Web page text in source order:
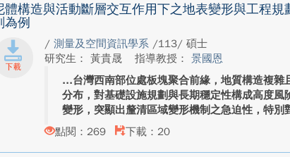
體構造與活動斷層交互作用下之地表變形與工程
為例
/測量及空間資訊學系 /113/ 碩士
研究生： 黃貴晟
指導教授：景國恩
台灣西南部位處板塊聚合前緣，地質構造複
分布，對基礎設施規劃與長期穩定性構成高度
變形，突顯出釐清區域變形機制之急迫性，特別
點閱：269
下載：20